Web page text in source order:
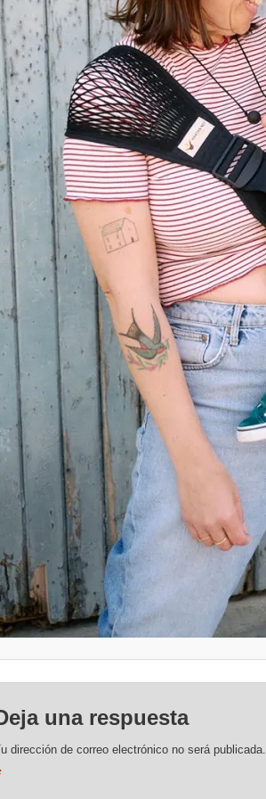
una respuesta
dirección de correo electrónico no será publicada.